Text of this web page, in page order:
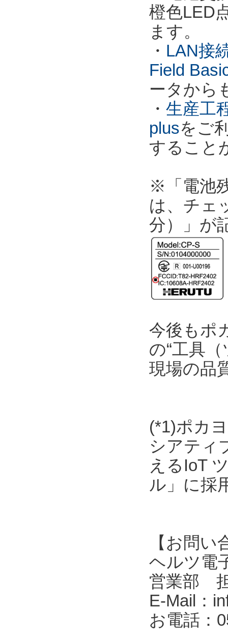
橙色LED
ます。
・ LAN接
Field
ータから
・ 生産工
plusをご
すること
※「電池
は、チェ
分）」が
今後もポ
の“工具
現場の品
(*1)ポカ
シアティ
えるIoT
ル」に採
【お問い
ヘルツ電
営業部
E-Mail：
お電話：